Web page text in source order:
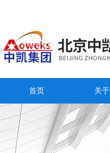
首页 关